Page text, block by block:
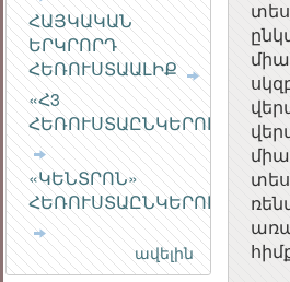
ՀԱՅԿԱԿԱՆ
ԵՐԿՐՈՐԴ
ՀԵՌՈՒՍՏԱԱԼԻՔ
«Հ3
ՀԵՌՈՒՍՏԱԸՆԿԵՐՈՒԹՅՈՒՆ»
«ԿԵՆՏՐՈՆ»
ՀԵՌՈՒՍՏԱԸՆԿԵՐՈՒԹՅՈՒՆ
ավելին